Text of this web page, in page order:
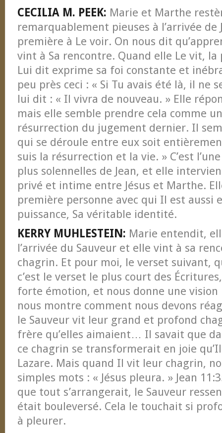
CECILIA M. PEEK: Marie et Marthe
remarquablement pieuses à l’arrivée
première à Le voir. On nous dit
vint à Sa rencontre. Quand elle Le vit, la
Lui dit exprime sa foi constante et
peu près ceci : « Si Tu avais été là, il ne
lui dit : « Il vivra de nouveau. » Elle
mais elle semble prendre cela comme
résurrection du jugement dernier. Il
qui se déroule entre eux soit
suis la résurrection et la vie. » C’est
plus solennelles de Jean, et elle
privé et intime entre Jésus et Marthe.
première personne avec qui Il est aussi
puissance, Sa véritable identité.
KERRY MUHLESTEIN: Marie entendit,
l’arrivée du Sauveur et elle vint à sa
chagrin. Et pour moi, le verset suivant,
c’est le verset le plus court des
forte émotion, et nous donne une
nous montre comment nous devons
le Sauveur vit leur grand et profond
frère qu’elles aimaient… Il savait que
ce chagrin se transformerait en joie
Lazare. Mais quand Il vit leur chagrin,
simples mots : « Jésus pleura. » Jean
que tout s’arrangerait, le Sauveur
était bouleversé. Cela le touchait si
à pleurer.